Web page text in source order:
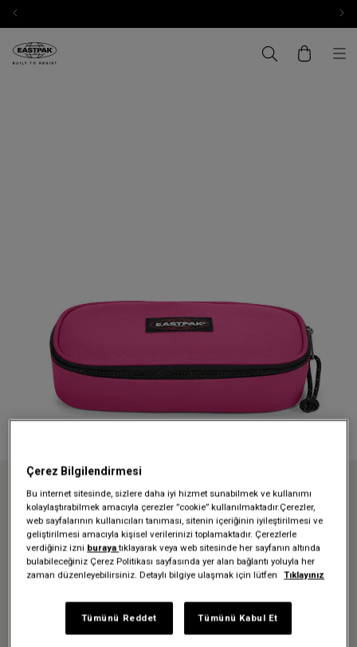
Anasayfa Aksesuarlar
Kalem Kutuları
OVAL SINGLE PINK ESCAPE KALEM KUTUSU
OVAL SINGLE PINK ESCAPE
KALEM KUTUSU
1.449,00 TL
Çerez Bilgilendirmesi
Bu internet sitesinde, sizlere daha iyi hizmet sunabilmek ve kullanımı
kolaylaştırabilmek amacıyla çerezler ”cookie” kullanılmaktadır.Çerezler,
web sayfalarının kullanıcıları tanıması, sitenin içeriğinin iyileştirilmesi ve
geliştirilmesi amacıyla kişisel verilerinizi toplamaktadır. Çerezlerle
verdiğiniz izni burayatıklayarak veya web sitesinde her sayfanın altında
bulabileceğiniz Çerez Politikası sayfasında yer alan bağlantı yoluyla her
zaman düzenleyebilirsiniz. Detaylı bilgiye ulaşmak için lütfen
Tıklayınız
Tümünü Reddet Tümünü Kabul Et